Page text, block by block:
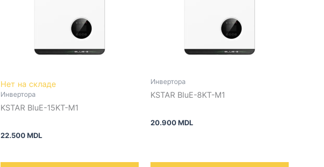
Нет на складе
Инвертора
KSTAR BluE-15KT-M1
22.500 MDL
Инвертора
KSTAR BluE-8KT-M1
20.900 MDL